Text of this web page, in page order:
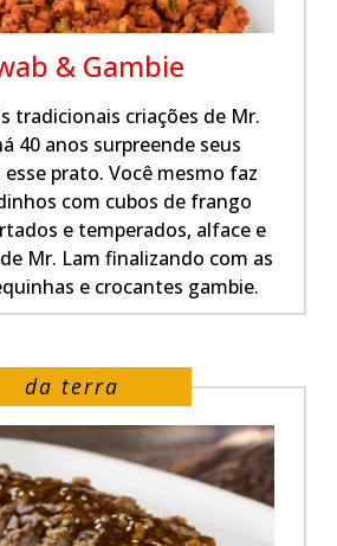
& Gambie
tradicionais criações de Mr.
40 anos surpreende seus
prato. Você mesmo faz
com cubos de frango
e temperados, alface e
Mr. Lam finalizando com as
e crocantes gambie.
da terra